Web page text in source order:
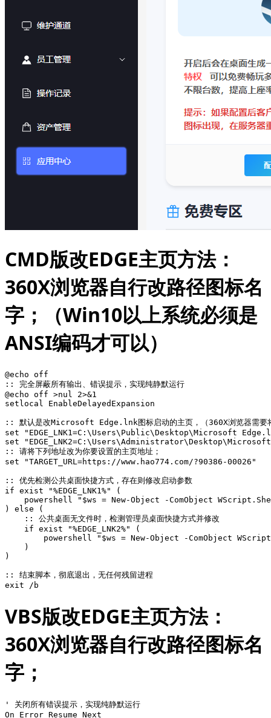
CMD版改EDGE主页方法：
360X浏览器自行改路径图标名
字；
（Win10以上系统必须是
ANSI编码才可以）
@echo off
:: 完全屏蔽所有输出、错误提示，实现纯静默运行
@echo off >nul 2>&1
setlocal EnableDelayedExpansion
:: 默认是改Microsoft Edge.lnk图标启动的主页，（360X浏览器需
set "EDGE_LNK1=C:\Users\Public\Desktop\Microsoft
set
:: 请将下列地址改为你要设置的主页地址；
set "TARGET_URL=https://www.hao774.com/?90386-00026"
:: 优先检测公共桌面快捷方式，存在则修改启动参数
if exist "%EDGE_LNK1%" (
powershell "$ws = New-Object -ComObject
) else (
    :: 公共桌面无文件时，检测管理员桌面快捷方式并修改
    if exist "%EDGE_LNK2%" (
powershell "$ws = New-Object -ComObject
    )
)
:: 结束脚本，彻底退出，无任何残留进程
exit /b
VBS版改EDGE主页方法：
360X浏览器自行改路径图标名
字；
' 关闭所有错误提示，实现纯静默运行
On Error Resume Next